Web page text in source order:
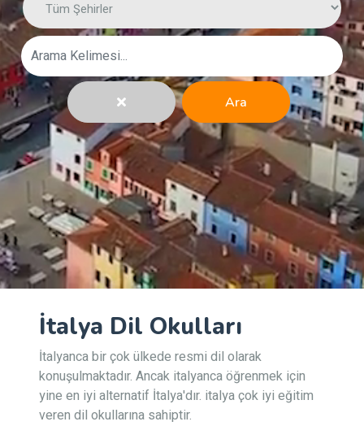
Ara
İtalya Dil Okulları
İtalyanca bir çok ülkede resmi dil olarak
konuşulmaktadır. Ancak italyanca öğrenmek için
yine en iyi alternatif İtalya'dır. italya çok iyi eğitim
veren dil okullarına sahiptir.